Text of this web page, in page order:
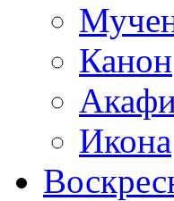
Канон
Икона